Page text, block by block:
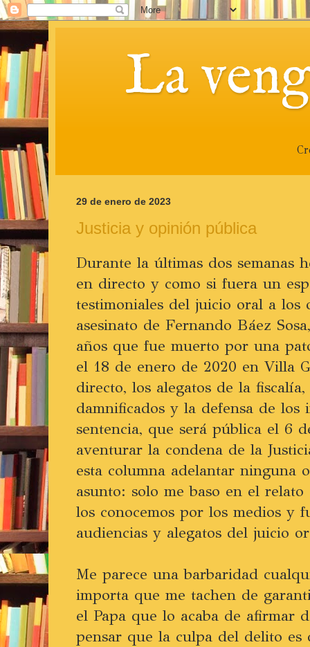
La
29 de enero de 2023
Justicia y opinión pública
Durante la últimas dos semanas
en directo y como si fuera un
testimoniales del juicio oral a los
asesinato de Fernando Báez
años que fue muerto por una
el 18 de enero de 2020 en Villa
directo, los alegatos de la
damnificados y la defensa de los
sentencia, que será pública el 6
aventurar la condena de la
esta columna adelantar ninguna
asunto: solo me baso en el
los conocemos por los medios y
audiencias y alegatos del juicio
Me parece una barbaridad
importa que me tachen de
el Papa que lo acaba de afirmar
pensar que la culpa del delito es